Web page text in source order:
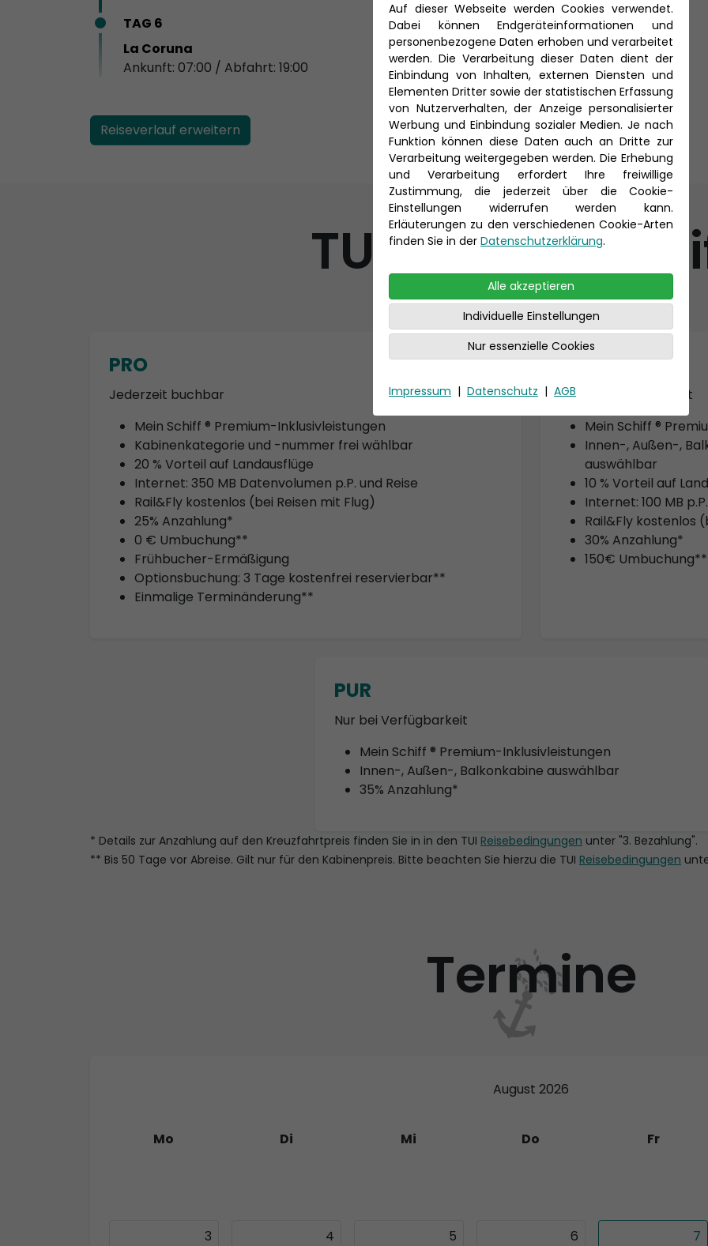
TAG 6
La Coruna
Ankunft: 07:00 / Abfahrt: 19:00
Reiseverlauf erweitern
TUI Cruises
PRO
Jederzeit buchbar
Mein Schiff ® Premium-Inklusivleistungen
Kabinenkategorie und -nummer frei wählbar
20 % Vorteil auf Landausflüge
Internet: 350 MB Datenvolumen p.P. und Reise
Rail&Fly kostenlos (bei Reisen mit Flug)
25% Anzahlung*
0 € Umbuchung**
Frühbucher-Ermäßigung
Optionsbuchung: 3 Tage kostenfrei reservierbar**
Einmalige Terminänderung**
PLUS
Nur bei Verfügbarkeit
Mein Schiff ®
Innen-, Außen-,
auswählbar
10 % Vorteil auf
Internet: 100 MB
Rail&Fly kostenlos
30% Anzahlung*
150€ Umbuchung**
PUR
Nur bei Verfügbarkeit
Mein Schiff ® Premium-Inklusivleistungen
Innen-, Außen-, Balkonkabine auswählbar
35% Anzahlung*
* Details zur Anzahlung auf den Kreuzfahrtpreis finden Sie in in den TUI Reisebedingungen unter "3. Bezahlung".
** Bis 50 Tage vor Abreise. Gilt nur für den Kabinenpreis. Bitte beachten Sie hierzu die TUI Reisebedingungen
Termine
August 2026
Mo Di Mi Do
Fr
3 4 5 6 7
Auf dieser Webseite werden Cookies verwendet.
Dabei können Endgeräteinformationen und
personenbezogene Daten erhoben und verarbeitet
werden. Die Verarbeitung dieser Daten dient der
Einbindung von Inhalten, externen Diensten und
Elementen Dritter sowie der statistischen Erfassung
von Nutzerverhalten, der Anzeige personalisierter
Werbung und Einbindung sozialer Medien. Je nach
Funktion können diese Daten auch an Dritte zur
Verarbeitung weitergegeben werden. Die Erhebung
und Verarbeitung erfordert Ihre freiwillige
Zustimmung, die jederzeit über die Cookie-
Einstellungen widerrufen werden kann.
Erläuterungen zu den verschiedenen Cookie-Arten
finden Sie in der Datenschutzerklärung.
Alle akzeptieren
Individuelle Einstellungen
Nur essenzielle Cookies
Impressum | Datenschutz | AGB